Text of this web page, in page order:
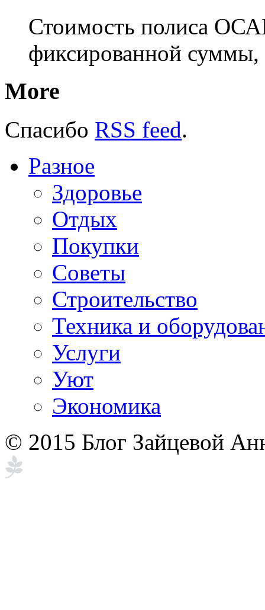
Стоимость полиса
фиксированной
More
Спасибо RSS feed.
Разное
Здоровье
Отдых
Покупки
Советы
Строительство
Техника и
Услуги
Уют
Экономика
© 2015 Блог Зайцевой